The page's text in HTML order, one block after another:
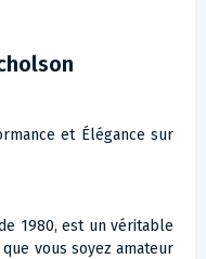
et Élégance sur
1980, est un véritable
vous soyez amateur